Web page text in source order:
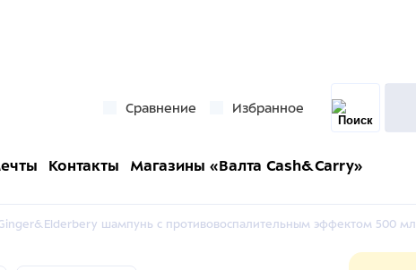
Сравнение Избранное
Контакты Магазины «Валта Cash&Carry»
шампунь с противовоспалительным эффектом 500 мл